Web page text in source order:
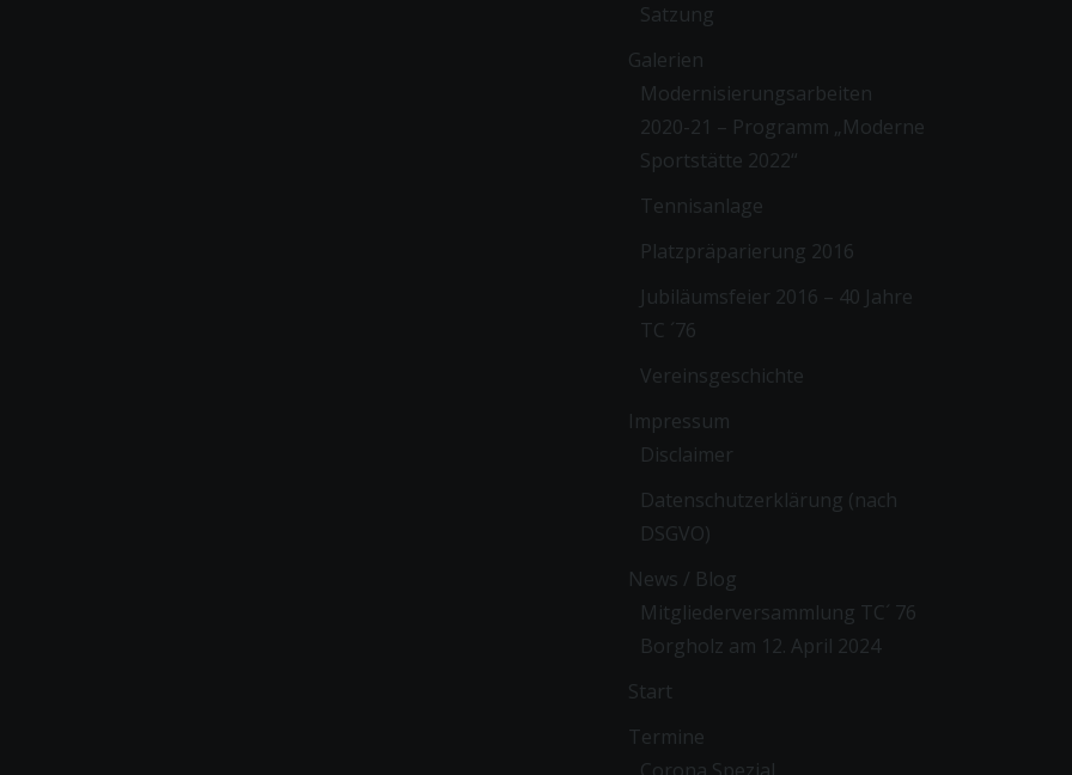
Satzung
Galerien
Modernisierungsarbeiten
2020-21 – Programm „Moderne
Sportstätte 2022“
Tennisanlage
Platzpräparierung 2016
Jubiläumsfeier 2016 – 40 Jahre
TC ´76
Vereinsgeschichte
Impressum
Disclaimer
Datenschutzerklärung (nach
DSGVO)
News / Blog
Mitgliederversammlung TC´ 76
Borgholz am 12. April 2024
Start
Termine